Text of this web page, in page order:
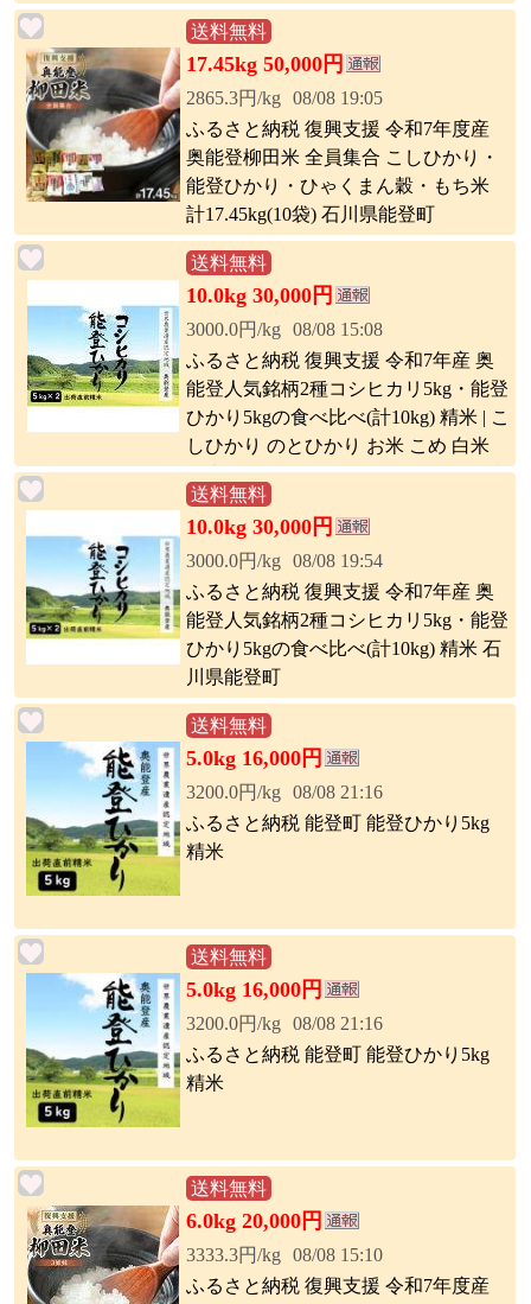
(10袋)
送料無料
17.45kg 50,000円
2865.3円/kg 08/08 19:05
ふるさと納税 復興支援 令和7年度産
奥能登柳田米 全員集合 こしひかり・
能登ひかり・ひゃくまん穀・もち米
計17.45kg(10袋) 石川県能登町
送料無料
10.0kg 30,000円
3000.0円/kg 08/08 15:08
ふるさと納税 復興支援 令和7年産 奥
能登人気銘柄2種コシヒカリ5kg・能登
ひかり5kgの食べ比べ(計10kg) 精米 | こ
しひかり のとひかり お米 こめ 白米
精米 ごはん おむすび おにぎり お弁当
食品 人気 おすすめ 送料無料
送料無料
10.0kg 30,000円
3000.0円/kg 08/08 19:54
ふるさと納税 復興支援 令和7年産 奥
能登人気銘柄2種コシヒカリ5kg・能登
ひかり5kgの食べ比べ(計10kg) 精米 石
川県能登町
送料無料
5.0kg 16,000円
3200.0円/kg 08/08 21:16
ふるさと納税 能登町 能登ひかり5kg
精米
送料無料
5.0kg 16,000円
3200.0円/kg 08/08 21:16
ふるさと納税 能登町 能登ひかり5kg
精米
送料無料
6.0kg 20,000円
3333.3円/kg 08/08 15:10
ふるさと納税 復興支援 令和7年度産